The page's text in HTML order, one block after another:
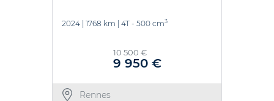
2024 | 1768 km | 4T - 500 cm3
10 500 €
9 950 €
Rennes